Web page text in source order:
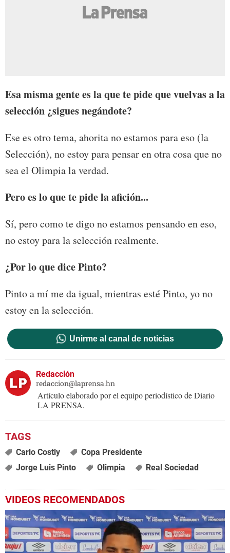
Esa misma gente es la que te pide que vuelvas a la
selección ¿sigues negándote?
Ese es otro tema, ahorita no estamos para eso (la
Selección), no estoy para pensar en otra cosa que no
sea el Olimpia la verdad.
Pero es lo que te pide la afición...
Sí, pero como te digo no estamos pensando en eso,
no estoy para la selección realmente.
¿Por lo que dice Pinto?
Pinto a mí me da igual, mientras esté Pinto, yo no
estoy en la selección.
Unirme al canal de noticias
Redacción
redaccion@laprensa.hn
Artículo elaborado por el equipo periodístico de Diario
LA PRENSA.
Carlo Costly
Copa Presidente
Jorge Luis Pinto
Olimpia Real Sociedad
VIDEOS RECOMENDADOS